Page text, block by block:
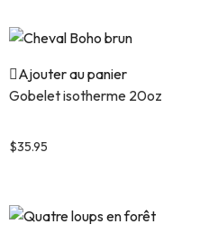
Ajouter au panier
Gobelet isotherme 20oz
$35.95